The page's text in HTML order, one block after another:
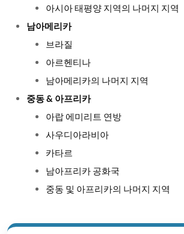
아시아 태평양 지역의 나머지 지역
남아메리카
브라질
아르헨티나
남아메리카의 나머지 지역
중동 & 아프리카
아랍 에미리트 연방
사우디아라비아
카타르
남아프리카 공화국
중동 및 아프리카의 나머지 지역